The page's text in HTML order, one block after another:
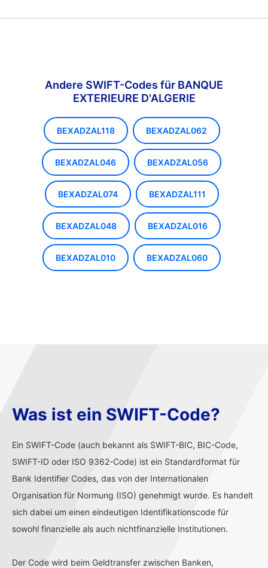
Andere SWIFT-Codes für BANQUE
EXTERIEURE D'ALGERIE
BEXADZAL118 BEXADZAL062
BEXADZAL046 BEXADZAL056
BEXADZAL074 BEXADZAL111
BEXADZAL048 BEXADZAL016
BEXADZAL010 BEXADZAL060
Was ist ein SWIFT-Code?
Ein SWIFT-Code (auch bekannt als SWIFT-BIC, BIC-Code,
SWIFT-ID oder ISO 9362-Code) ist ein Standardformat für
Bank Identifier Codes, das von der Internationalen
Organisation für Normung (ISO) genehmigt wurde. Es handelt
sich dabei um einen eindeutigen Identifikationscode für
sowohl finanzielle als auch nichtfinanzielle Institutionen.
Der Code wird beim Geldtransfer zwischen Banken,